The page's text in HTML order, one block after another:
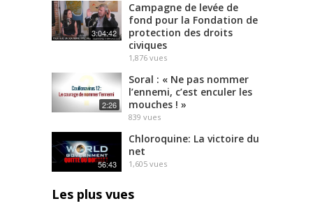
3:04:42
Campagne de levée de
fond pour la Fondation de
protection des droits
civiques
1,876 vues
2:26
Soral : « Ne pas nommer
l’ennemi, c’est enculer les
mouches ! »
839 vues
56:43
Chloroquine: La victoire du
net
1,605 vues
Les plus vues